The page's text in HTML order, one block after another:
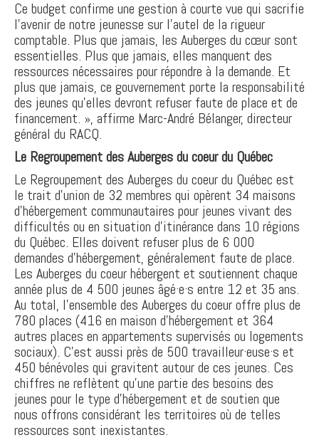
Ce budget confirme une gestion à courte vue qui sacrifie
l'avenir de notre jeunesse sur l'autel de la rigueur
comptable. Plus que jamais, les Auberges du cœur sont
essentielles. Plus que jamais, elles manquent des
ressources nécessaires pour répondre à la demande. Et
plus que jamais, ce gouvernement porte la responsabilité
des jeunes qu'elles devront refuser faute de place et de
financement. », affirme Marc-André Bélanger, directeur
général du RACQ.
Le Regroupement des Auberges du coeur du Québec
Le Regroupement des Auberges du coeur du Québec est
le trait d’union de 32 membres qui opèrent 34 maisons
d’hébergement communautaires pour jeunes vivant des
difficultés ou en situation d’itinérance dans 10 régions
du Québec. Elles doivent refuser plus de 6 000
demandes d’hébergement, généralement faute de place.
Les Auberges du coeur hébergent et soutiennent chaque
année plus de 4 500 jeunes âgé·e·s entre 12 et 35 ans.
Au total, l’ensemble des Auberges du coeur offre plus de
780 places (416 en maison d’hébergement et 364
autres places en appartements supervisés ou logements
sociaux). C’est aussi près de 500 travailleur·euse·s et
450 bénévoles qui gravitent autour de ces jeunes. Ces
chiffres ne reflètent qu’une partie des besoins des
jeunes pour le type d’hébergement et de soutien que
nous offrons considérant les territoires où de telles
ressources sont inexistantes.